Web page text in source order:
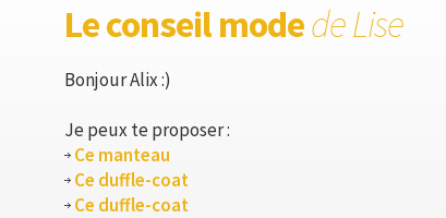
Le conseil modede Lise
Bonjour Alix :)
Je peux te proposer :
Ce manteau
Ce duffle-coat
Ce duffle-coat